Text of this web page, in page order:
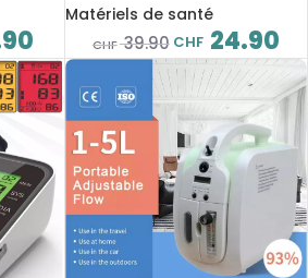
pression artérielle,
fréquence du pouls, anglais,
espagnole et portugais
Matériels de santé
CHF39.90 CHF 24.90